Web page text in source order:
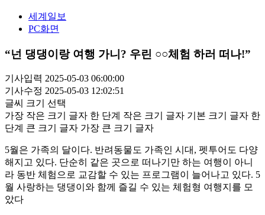
세계일보
PC화면
“넌 댕댕이랑 여행 가니? 우린 ○○체험 하러 떠나!”
기사입력 2025-05-03 06:00:00
기사수정 2025-05-03 12:02:51
글씨 크기 선택
가장 작은 크기 글자 한 단계 작은 크기 글자 기본 크기 글자 한
단계 큰 크기 글자 가장 큰 크기 글자
5월은 가족의 달이다. 반려동물도 가족인 시대, 펫투어도 다양
해지고 있다. 단순히 같은 곳으로 떠나기만 하는 여행이 아니
라 동반 체험으로 교감할 수 있는 프로그램이 늘어나고 있다. 5
월 사랑하는 댕댕이와 함께 즐길 수 있는 체험형 여행지를 모
았다